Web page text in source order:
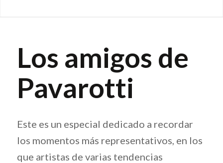
Los amigos de
Pavarotti
Este es un especial dedicado a recordar
los momentos más representativos, en los
que artistas de varias tendencias